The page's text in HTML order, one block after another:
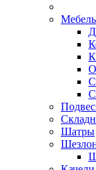
Мебель
Шатры